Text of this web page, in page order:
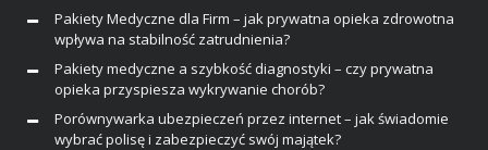
Pakiety Medyczne dla Firm – jak prywatna opieka zdrowotna
wpływa na stabilność zatrudnienia?
Pakiety medyczne a szybkość diagnostyki – czy prywatna
opieka przyspiesza wykrywanie chorób?
Porównywarka ubezpieczeń przez internet – jak świadomie
wybrać polisę i zabezpieczyć swój majątek?